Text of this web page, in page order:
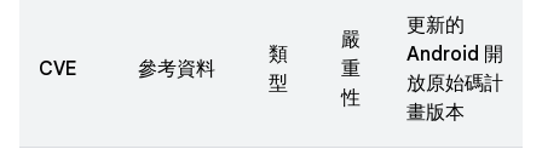
CVE 參考資料
類
型
嚴
重
性
更新的
Android 開
放原始碼計
畫版本